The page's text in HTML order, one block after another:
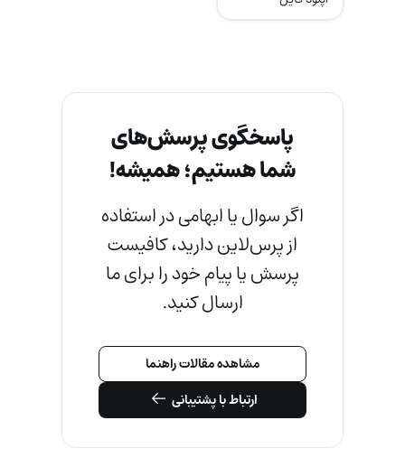
پاسخگوی پرسش‌های
شما هستیم؛ همیشه!
اگر سوال یا ابهامی در استفاده
از پرس‌لاین دارید، کافیست
پرسش یا پیام خود را برای ما
ارسال کنید.
ارتباط با پشتیبانی
مشاهده مقالات راهنما